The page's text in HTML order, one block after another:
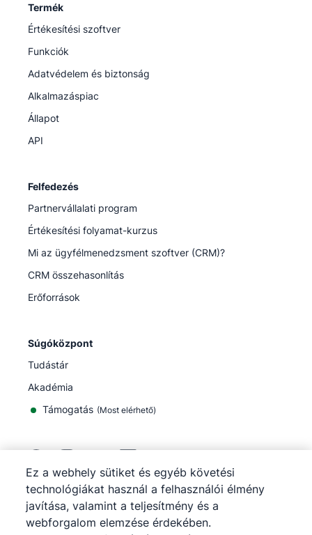
Termék
Értékesítési szoftver
Funkciók
Adatvédelem és biztonság
Alkalmazáspiac
Állapot
API
Felfedezés
Partnervállalati program
Értékesítési folyamat-kurzus
Mi az ügyfélmenedzsment szoftver (CRM)?
CRM összehasonlítás
Erőforrások
Súgóközpont
Tudástár
Akadémia
Támogatás (Most elérhető)
©2026Pipedrive
Pipedrive
Szolgáltatási feltételek
Pipedrive
Adatvédelmi tájékoztató
Ez a webhely sütiket és egyéb követési
technológiákat használ a felhasználói élmény
javítása, valamint a teljesítmény és a
webforgalom elemzése érdekében.